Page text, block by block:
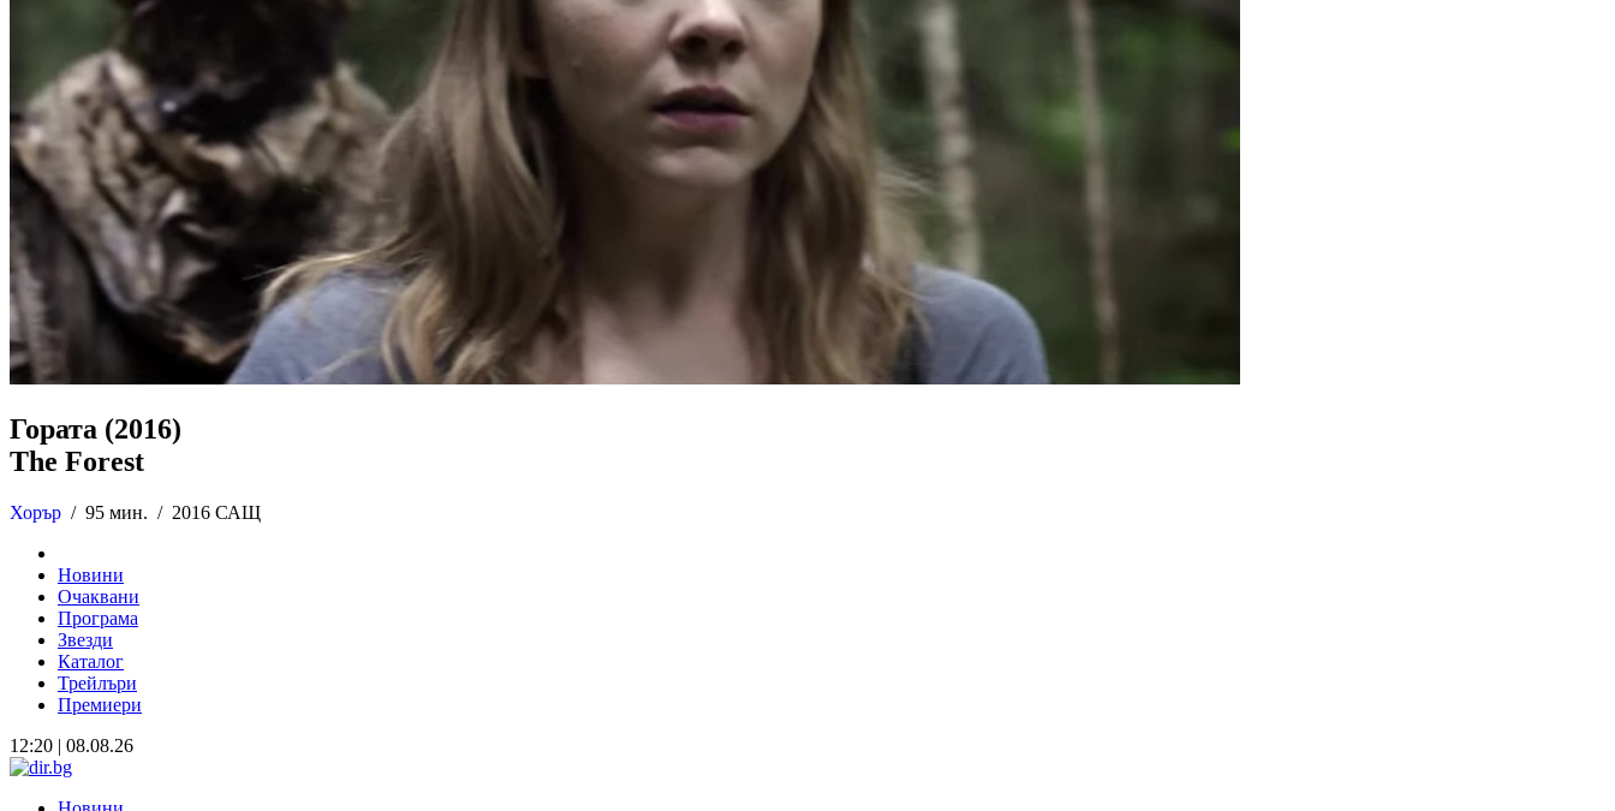
Гората (2016)
The Forest
Хорър / 95 мин. / 2016 САЩ
Новини
Очаквани
Програма
Звезди
Каталог
Трейлъри
Премиери
12:20 | 08.08.26